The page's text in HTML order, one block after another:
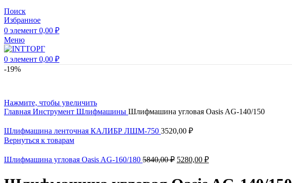
Поиск
Избранное
0 элемент 0,00 ₽
Меню
0 элемент 0,00 ₽
-19%
Нажмите, чтобы увеличить
Главная Инструмент Шлифмашины Шлифмашина угловая Oasis AG-140/150
Шлифмашина ленточная КАЛИБР ЛШМ-750 3520,00 ₽
Вернуться к товарам
Шлифмашина угловая Oasis AG-160/180 5840,00₽ Первоначальная
5280,00 ₽Текущая